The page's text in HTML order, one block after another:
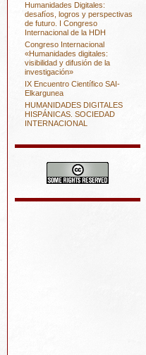
Humanidades Digitales:
desafíos, logros y perspectivas
de futuro. I Congreso
Internacional de la HDH
Congreso Internacional
«Humanidades digitales:
visibilidad y difusión de la
investigación»
IX Encuentro Científico SAI-
Elkargunea
HUMANIDADES DIGITALES
HISPÁNICAS. SOCIEDAD
INTERNACIONAL